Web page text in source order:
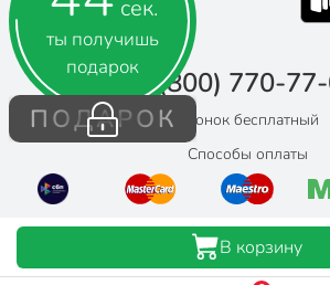
сек.
ты получишь
подарок
ПОДАРОК
8 (800) 770-
Звонок бесплатный
Способы оплаты
В корзину